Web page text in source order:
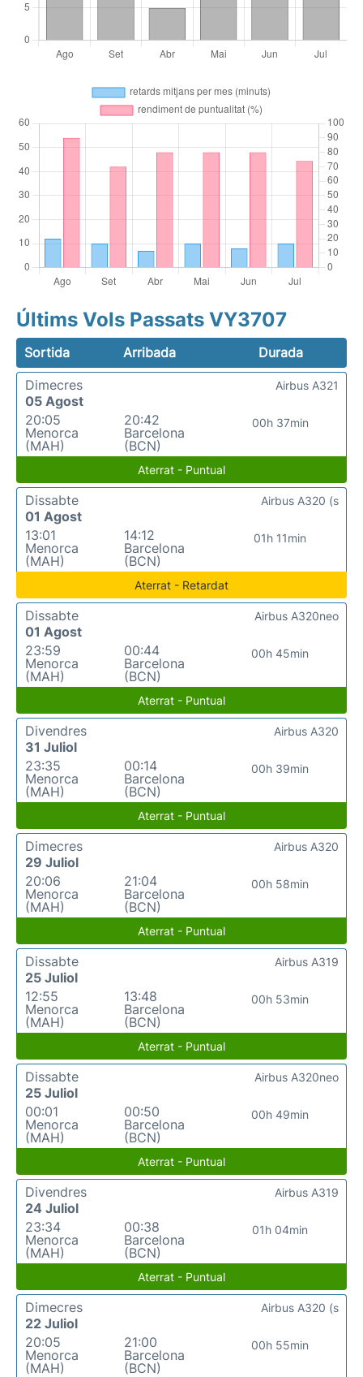
Últims Vols Passats VY3707
Sortida Arribada
Durada
Dimecres
05 Agost
20:05
Menorca
(MAH)
20:42
Barcelona
(BCN)
00h 37min
Airbus A321
Aterrat - Puntual
Dissabte
01 Agost
13:01
Menorca
(MAH)
14:12
Barcelona
(BCN)
01h 11min
Airbus A320 (s
Aterrat - Retardat
Dissabte
01 Agost
23:59
Menorca
(MAH)
00:44
Barcelona
(BCN)
00h 45min
Airbus A320neo
Aterrat - Puntual
Divendres
31 Juliol
23:35
Menorca
(MAH)
00:14
Barcelona
(BCN)
00h 39min
Airbus A320
Aterrat - Puntual
Dimecres
29 Juliol
20:06
Menorca
(MAH)
21:04
Barcelona
(BCN)
00h 58min
Airbus A320
Aterrat - Puntual
Dissabte
25 Juliol
12:55
Menorca
(MAH)
13:48
Barcelona
(BCN)
00h 53min
Airbus A319
Aterrat - Puntual
Dissabte
25 Juliol
00:01
Menorca
(MAH)
00:50
Barcelona
(BCN)
00h 49min
Airbus A320neo
Aterrat - Puntual
Divendres
24 Juliol
23:34
Menorca
(MAH)
00:38
Barcelona
(BCN)
01h 04min
Airbus A319
Aterrat - Puntual
Dimecres
22 Juliol
20:05
Menorca
(MAH)
21:00
Barcelona
(BCN)
00h 55min
Airbus A320 (s